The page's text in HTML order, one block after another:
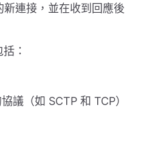
連接，並在收到回應後
：
議（如 SCTP 和 TCP）